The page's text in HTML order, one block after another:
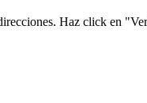
Haz click en